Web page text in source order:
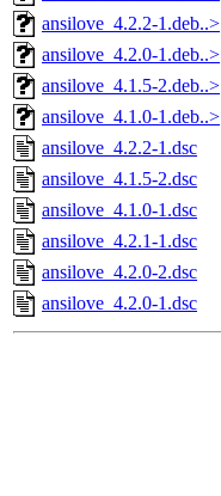
ansilove_4.2.2-1.deb..>
ansilove_4.2.0-1.deb..>
ansilove_4.1.5-2.deb..>
ansilove_4.1.0-1.deb..>
ansilove_4.2.2-1.dsc
ansilove_4.1.5-2.dsc
ansilove_4.1.0-1.dsc
ansilove_4.2.1-1.dsc
ansilove_4.2.0-2.dsc
ansilove_4.2.0-1.dsc